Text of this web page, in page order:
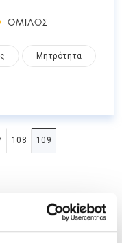
ΟΜΙΛΟΣ
Μητρότητα
108 109